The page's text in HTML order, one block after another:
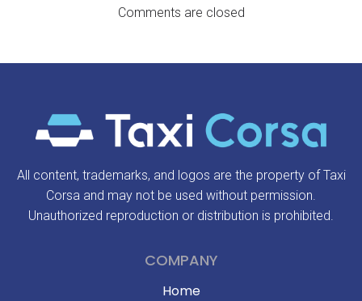
Comments are closed
All content, trademarks, and logos are the property of Taxi
Corsa and may not be used without permission.
Unauthorized reproduction or distribution is prohibited.
COMPANY
Home